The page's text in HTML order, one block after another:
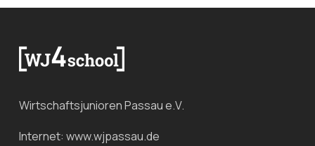
Wirtschaftsjunioren Passau e.V.
Internet: www.wjpassau.de